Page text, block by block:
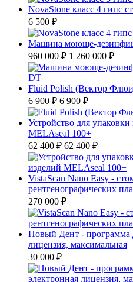
NovaStone класс 4 гипс
6 500 ₽
Машина моюще-
960 000 ₽ 1 260 000 ₽
Fluid Polish (Вектор
6 900 ₽ 6 900 ₽
Устройство для
MELAseal 100+
62 400 ₽ 62 400 ₽
VistaScan Nano Easy -
рентгенографических
270 000 ₽
Новый Дент - программа
лицензия, максимальная
30 000 ₽